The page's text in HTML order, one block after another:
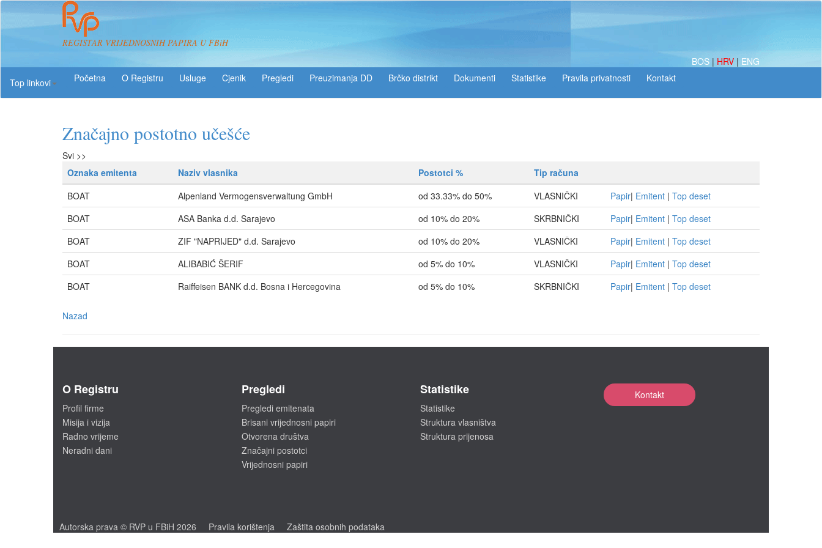
REGISTAR VRIJEDNOSNIH PAPIRA U FBiH
BOS | HRV | ENG
Top linkovi
O Registru Usluge Pregledi Preuzimanja DD Brčko distrikt Dokumenti Statistike
Značajno postotno učešće
Svi >>
Oznaka emitenta
Naziv vlasnika Postotci %
Tip računa
BOAT
Alpenland Vermogensverwaltung GmbH od 33.33% do 50% VLASNIČKI Papir| Emitent | Top deset
BOAT
ASA Banka d.d. Sarajevo od 10% do 20% SKRBNIČKI Papir| Emitent | Top deset
BOAT
ZIF "NAPRIJED" d.d. Sarajevo od 10% do 20% VLASNIČKI Papir| Emitent | Top deset
BOAT
ALIBABIĆ ŠERIF od 5% do 10% VLASNIČKI Papir| Emitent | Top deset
BOAT
Raiffeisen BANK d.d. Bosna i Hercegovina od 5% do 10% SKRBNIČKI Papir| Emitent | Top deset
Nazad
O Registru
Profil firme
Misija i vizija
Radno vrijeme
Neradni dani
Pregledi
Pregledi emitenata
Brisani vrijednosni papiri
Otvorena društva
Značajni postotci
Vrijednosni papiri
Statistike
Statistike
Struktura vlasništva
Struktura prijenosa
Kontakt
Autorska prava © RVP u FBiH 2026 Pravila korištenja Zaštita osobnih podataka